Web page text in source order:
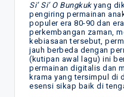
Si’ Si’ O Bungkukyang
pengiring permainan
populer era 80-90 dan
perkembangan zaman,
kebiasaan tersebut,
jauh berbeda dengan
(kutipan awal lagu) ini
permainan digitalis dan
krama yang tersimpul di
esensi sikap baik di